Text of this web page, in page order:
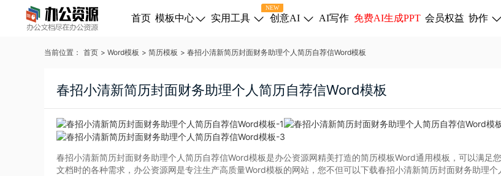
首页 模板中心
NEW
实用工具 创意AI AI写作 免费AI生成PPT 会员权益 协作
当前位置： 首页 > Word模板 > 简历模板 > 春招小清新简历封面财务助理个人简历自荐信Word模板
春招小清新简历封面财务助理个人简历自荐信Word模板
春招小清新简历封面财务助理个人简历自荐信Word模板是办公资源网精美打造的简历模板Word通用模板，可以满足
文档时的各种需求，办公资源网是专注生产高质量Word模板的网站，您不但可以下载春招小清新简历封面财务助理